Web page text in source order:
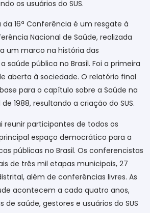
os usuários do SUS.
16ª Conferência é um resgate à
Nacional de Saúde, realizada
um marco na história das
saúde pública no Brasil. Foi a primeira
aberta à sociedade. O relatório final
para o capítulo sobre a Saúde na
1988, resultando a criação do SUS.
reunir participantes de todos os
espaço democrático para a
públicas no Brasil. Os conferencistas
de três mil etapas municipais, 27
além de conferências livres. As
acontecem a cada quatro anos,
de saúde, gestores e usuários do SUS